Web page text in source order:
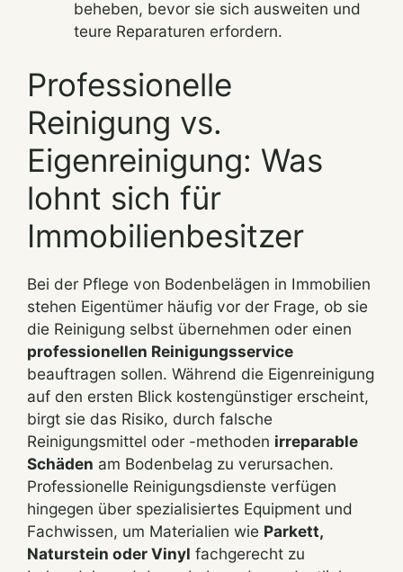
beheben, bevor sie sich ausweiten und
teure Reparaturen erfordern.
Professionelle
Reinigung vs.
Eigenreinigung: Was
lohnt sich für
Immobilienbesitzer
Bei der Pflege von Bodenbelägen in Immobilien
stehen Eigentümer häufig vor der Frage, ob sie
die Reinigung selbst übernehmen oder einen
professionellen Reinigungsservice
beauftragen sollen. Während die Eigenreinigung
auf den ersten Blick kostengünstiger erscheint,
birgt sie das Risiko, durch falsche
Reinigungsmittel oder -methoden irreparable
Schäden am Bodenbelag zu verursachen.
Professionelle Reinigungsdienste verfügen
hingegen über spezialisiertes Equipment und
Fachwissen, um Materialien wie Parkett,
Naturstein oder Vinyl fachgerecht zu